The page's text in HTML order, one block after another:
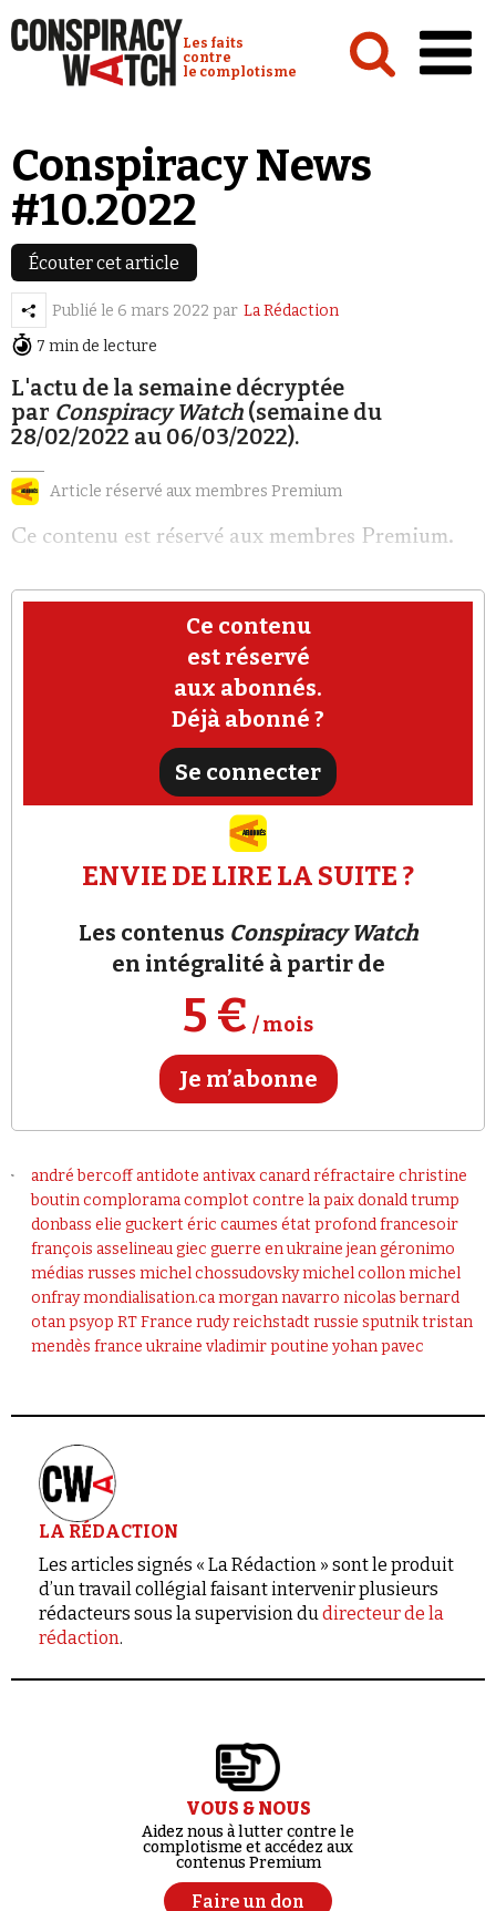
Conspiracy Watch :
Les faits
contre
le complotisme
Analyses
Conspipédia
Vidéos
Émissions
Revues de presse
Newsletter
Faire un don
Demander à Vera
Se connecter
Conspiracy News
#10.2022
Écouter cet article
Publié le 6 mars 2022 par La Rédaction
7 min de lecture
L'actu de la semaine décryptée
par Conspiracy Watch (semaine du
28/02/2022 au 06/03/2022).
Article réservé aux membres Premium
Ce contenu est réservé aux membres Premium.
Ce contenu
est réservé
aux abonnés.
Déjà abonné ?
Se connecter
ENVIE DE LIRE LA SUITE ?
Les contenus Conspiracy Watch
en intégralité à partir de
5 € / mois
Je m’abonne
andré bercoff antidote antivaxcanard réfractaire christine
boutincomploramacomplot contre la paixdonald trump
donbass elie guckertéric caumes état profondfrancesoir
françois asselineaugiec guerre en ukraine jean géronimo
médias russes michel chossudovskymichel collonmichel
onfraymondialisation.camorgan navarro nicolas bernard
otanpsyop RT France rudy reichstadtrussie sputniktristan
mendès france ukraine vladimir poutine yohan pavec
LA RÉDACTION
Les articles signés « La Rédaction » sont le produit
d’un travail collégial faisant intervenir plusieurs
rédacteurs sous la supervision dudirecteur de la
rédaction.
VOUS & NOUS
Aidez nous à lutter contre le
complotisme et accédez aux
contenus Premium
Faire un don